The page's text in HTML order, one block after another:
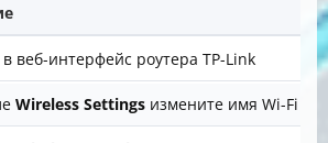
веб-интерфейс роутера TP-Link
Wireless Settings измените имя Wi-Fi